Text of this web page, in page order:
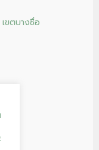
ขตบางซื่อ